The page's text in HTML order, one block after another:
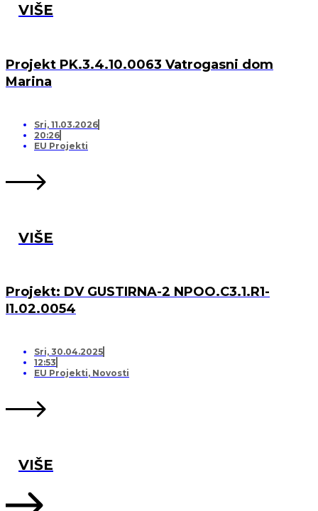
VIŠE
Projekt PK.3.4.10.0063 Vatrogasni dom
Marina
Sri, 11.03.2026
20:26
EU Projekti
VIŠE
Projekt: DV GUSTIRNA-2 NPOO.C3.1.R1-
I1.02.0054
Sri, 30.04.2025
12:53
EU Projekti, Novosti
VIŠE